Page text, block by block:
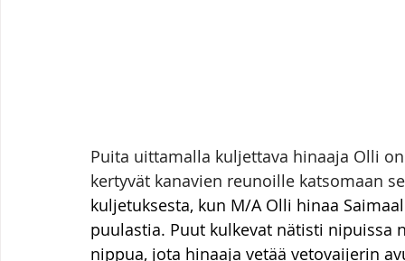
Puita uittamalla kuljettava hinaaja Olli
kertyvät kanavien reunoille katsomaan
kuljetuksesta, kun M/A Olli hinaa
puulastia. Puut kulkevat nätisti
nippua, jota hinaaja vetää vetovaijerin